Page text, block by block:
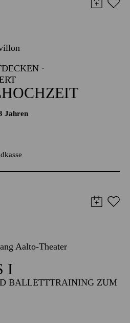
·
Jahren
Aalto-Theater
I
BALLETTTRAINING ZUM